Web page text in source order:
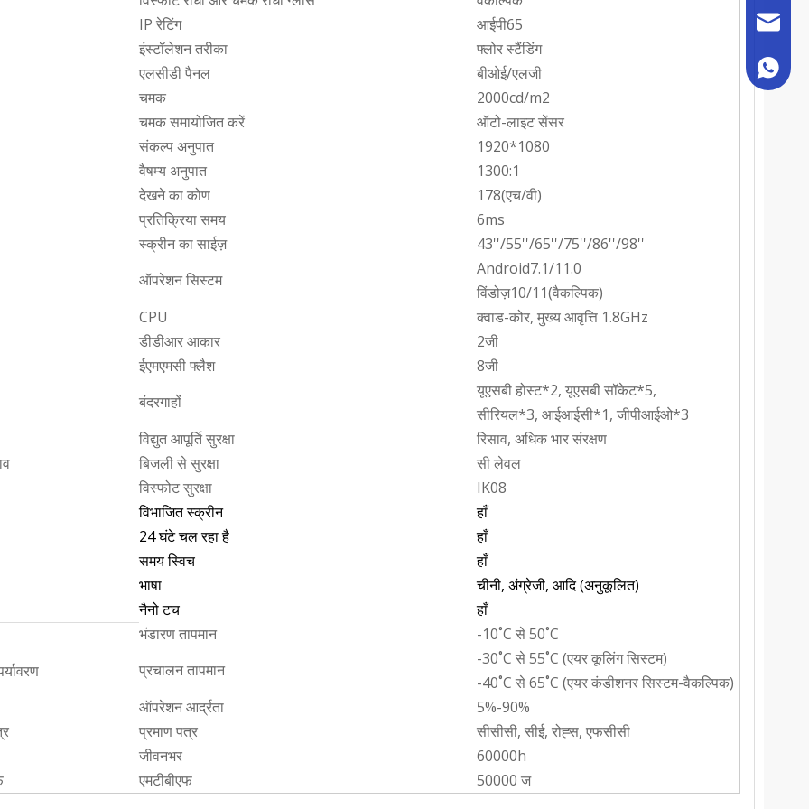
IP रेटिंग
आईपी65
इंस्टॉलेशन तरीका
फ्लोर स्टैंडिंग
एलसीडी पैनल
बीओई/एलजी
चमक
2000cd/m2
चमक समायोजित करें
ऑटो-लाइट सेंसर
संकल्प अनुपात
1920*1080
वैषम्य अनुपात
1300:1
देखने का कोण
178(एच/वी)
प्रतिक्रिया समय
6ms
स्क्रीन का साईज़
43''/55''/65''/75''/86''/98''
ऑपरेशन सिस्टम
Android7.1/11.0
विंडोज़10/11(वैकल्पिक)
CPU
क्वाड-कोर, मुख्य आवृत्ति 1.8GHz
डीडीआर आकार
2जी
ईएमएमसी फ्लैश
8जी
बंदरगाहों
यूएसबी होस्ट*2, यूएसबी सॉकेट*5,
सीरियल*3, आईआईसी*1, जीपीआईओ*3
विद्युत आपूर्ति सुरक्षा
रिसाव, अधिक भार संरक्षण
बिजली से सुरक्षा
सी लेवल
विस्फोट सुरक्षा
IK08
विभाजित स्क्रीन
हाँ
24 घंटे चल रहा है
हाँ
समय स्विच
हाँ
भाषा
चीनी, अंग्रेजी, आदि (अनुकूलित)
नैनो टच
हाँ
भंडारण तापमान
-10˚C से 50˚C
प्रचालन तापमान
-30˚C से 55˚C (एयर कूलिंग सिस्टम)
-40˚C से 65˚C (एयर कंडीशनर सिस्टम-वैकल्पिक)
ऑपरेशन आर्द्रता
5%-90%
प्रमाण पत्र
सीसीसी, सीई, रोह्स, एफसीसी
जीवनभर
60000h
एमटीबीएफ 50000 ज
+86